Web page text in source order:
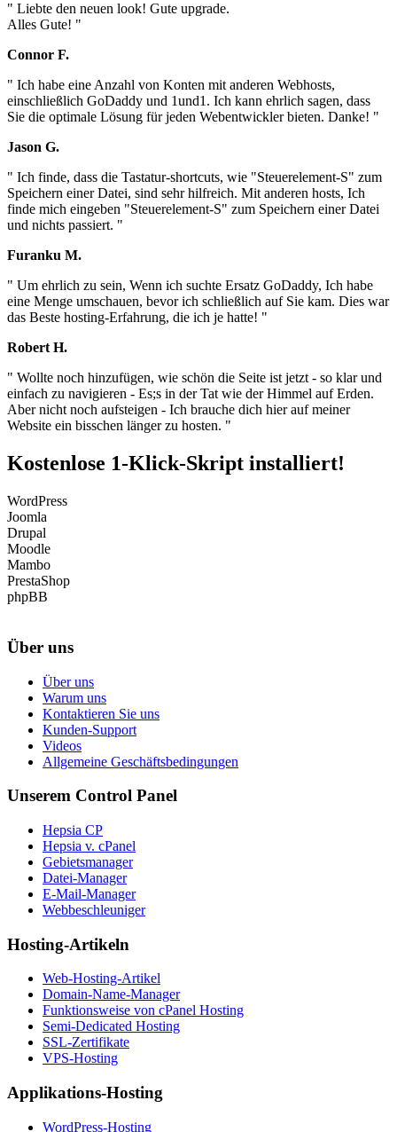
" Liebte den neuen look! Gute upgrade.
Alles Gute! "
Connor F.
" Ich habe eine Anzahl von Konten mit anderen Webhosts,
einschließlich GoDaddy und 1und1. Ich kann ehrlich sagen, dass
Sie die optimale Lösung für jeden Webentwickler bieten. Danke! "
Jason G.
" Ich finde, dass die Tastatur-shortcuts, wie "Steuerelement-S" zum
Speichern einer Datei, sind sehr hilfreich. Mit anderen hosts, Ich
finde mich eingeben "Steuerelement-S" zum Speichern einer Datei
und nichts passiert. "
Furanku M.
" Um ehrlich zu sein, Wenn ich suchte Ersatz GoDaddy, Ich habe
eine Menge umschauen, bevor ich schließlich auf Sie kam. Dies war
das Beste hosting-Erfahrung, die ich je hatte! "
Robert H.
" Wollte noch hinzufügen, wie schön die Seite ist jetzt - so klar und
einfach zu navigieren - Es;s in der Tat wie der Himmel auf Erden.
Aber nicht noch aufsteigen - Ich brauche dich hier auf meiner
Website ein bisschen länger zu hosten. "
Kostenlose 1-Klick-Skript installiert!
WordPress
Joomla
Drupal
Moodle
Mambo
PrestaShop
phpBB
Über uns
Über uns
Warum uns
Kontaktieren Sie uns
Kunden-Support
Videos
Allgemeine Geschäftsbedingungen
Unserem Control Panel
Hepsia CP
Hepsia v. cPanel
Gebietsmanager
Datei-Manager
E-Mail-Manager
Webbeschleuniger
Hosting-Artikeln
Web-Hosting-Artikel
Domain-Name-Manager
Funktionsweise von cPanel Hosting
Semi-Dedicated Hosting
SSL-Zertifikate
VPS-Hosting
Applikations-Hosting
WordPress-Hosting